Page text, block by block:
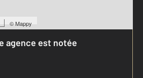
©Mappy
agence est notée